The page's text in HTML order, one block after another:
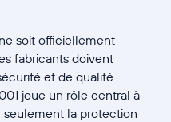
soit officiellement
fabricants doivent
et de qualité
joue un rôle central à
la protection